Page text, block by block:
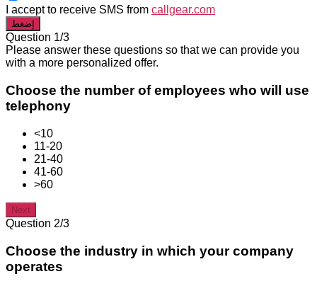
I accept to receive SMS from callgear.com
إضغط
Question 1/3
Please answer these questions so that we can provide you
with a more personalized offer.
Choose the number of employees who will use
telephony
<10
11-20
21-40
41-60
>60
Next
Question 2/3
Choose the industry in which your company
operates